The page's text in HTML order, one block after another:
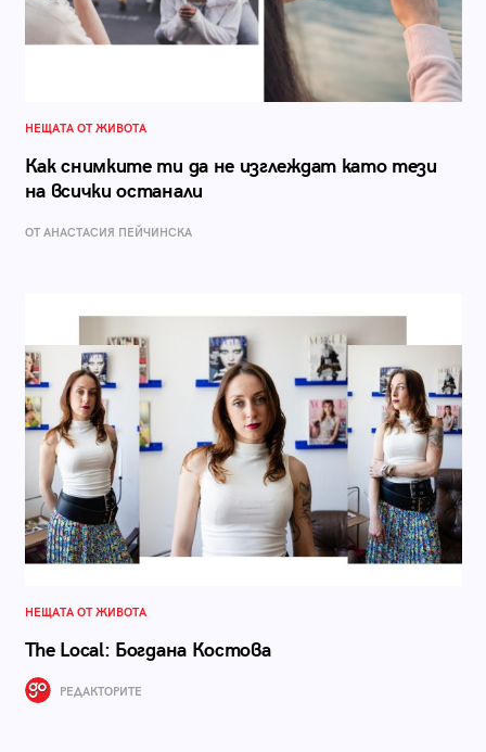
НЕЩАТА ОТ ЖИВОТА
Как снимките ти да не изглеждат като тези
на всички останали
ОТ AНАСТАСИЯ ПЕЙЧИНСКА
НЕЩАТА ОТ ЖИВОТА
The Local: Богдана Костова
РЕДАКТОРИТЕ